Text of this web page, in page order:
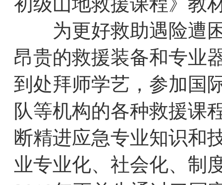
为更好救助遇险遭困
昂贵的救援装备和专业
到处拜师学艺，参加国
队等机构的各种救援课
断精进应急专业知识和
业专业化、社会化、制